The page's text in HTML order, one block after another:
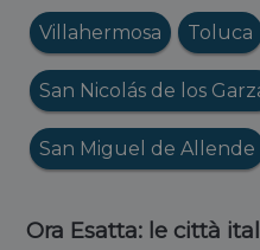
Villahermosa Toluca
San Nicolás de los
San Miguel de Allende
Ora Esatta: le città